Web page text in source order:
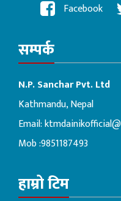
Facebook
सम्पर्क
N.P. Sanchar Pvt. Ltd
Kathmandu, Nepal
Email:
Mob :9851187493
हाम्रो टिम